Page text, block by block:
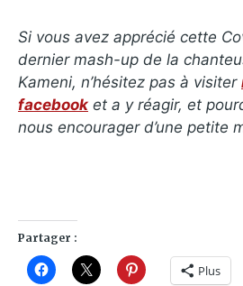
Si vous avez apprécié cette
dernier mash-up de la
Kameni, n’hésitez pas à visiter
facebook et a y réagir, et
nous encourager d’une petite
Partager :
Plus